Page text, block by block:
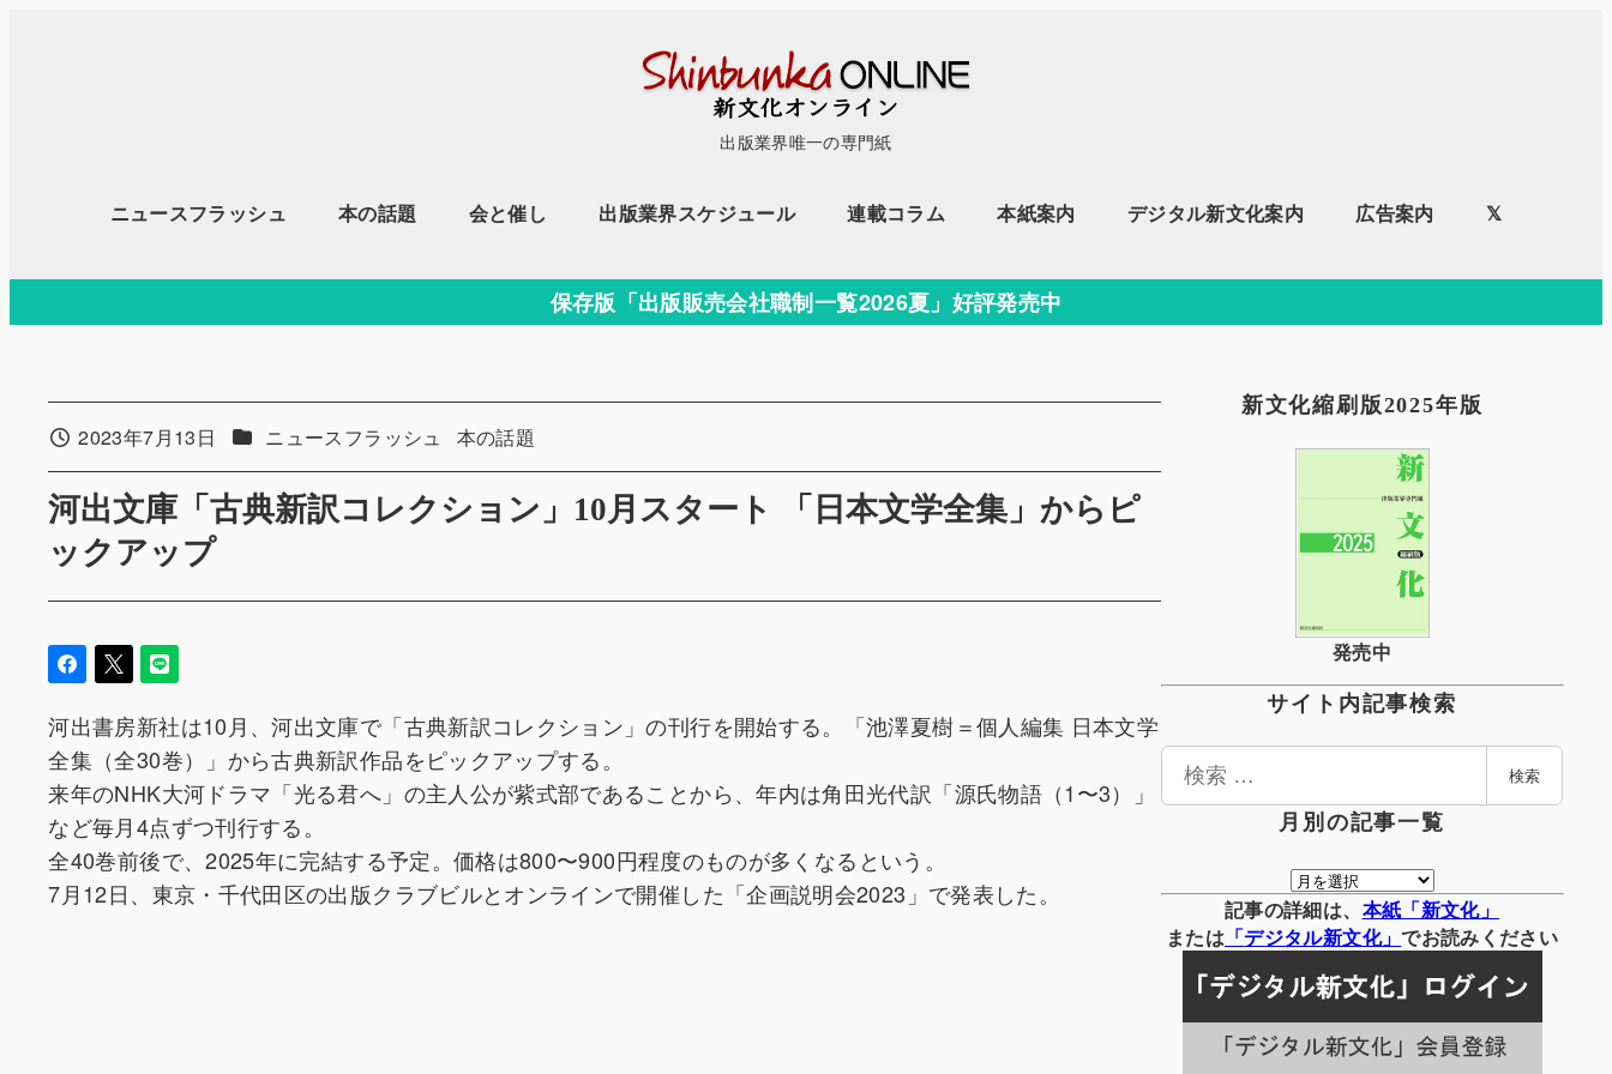
移
出版業界唯一の専門紙
ニュースフラッシュ 本の話題 会と催し 出版業界スケジュール 連載コラム 本紙案内 デジタル新文化案内 広告案内 𝕏
保存版「出版販売会社職制一覧2026夏」好評発売中
河出文庫「古典新訳コレクション」10月スタート 「日本文学全集」からピ
ックアップ
投稿日2023年7月13日 カテゴリー
ニュースフラッシュ カテゴリー
本の話題
河出書房新社は10月、河出文庫で「古典新訳コレクション」の刊行を開始する。「池澤夏樹＝個人編集 日本文学
全集（全30巻）」から古典新訳作品をピックアップする。
来年のNHK大河ドラマ「光る君へ」の主人公が紫式部であることから、年内は角田光代訳「源氏物語（1〜3）」
など毎月4点ずつ刊行する。
全40巻前後で、2025年に完結する予定。価格は800〜900円程度のものが多くなるという。
7月12日、東京・千代田区の出版クラブビルとオンラインで開催した「企画説明会2023」で発表した。
新文化縮刷版2025年版
発売中
サイト内記事検索
検
検索
月別の記事一覧
月
別
の
事
一
覧
記事の詳細は、 本紙「新文化」
または 「デジタル新文化」でお読みください